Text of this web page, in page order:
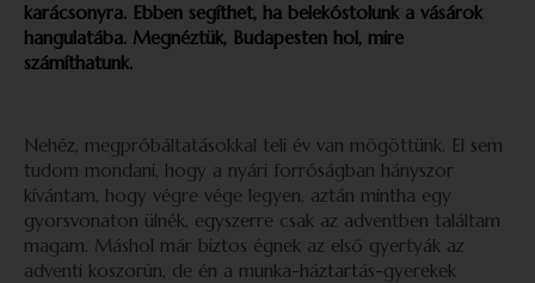
karácsonyra. Ebben segíthet, ha belekóstolunk a vásárok
hangulatába. Megnéztük, Budapesten hol, mire
számíthatunk.
Nehéz, megpróbáltatásokkal teli év van mögöttünk. El sem
tudom mondani, hogy a nyári forróságban hányszor
kívántam, hogy végre vége legyen, aztán mintha egy
gyorsvonaton ülnék, egyszerre csak az adventben találtam
magam. Máshol már biztos égnek az első gyertyák az
adventi koszorún, de én a munka-háztartás-gyerekek